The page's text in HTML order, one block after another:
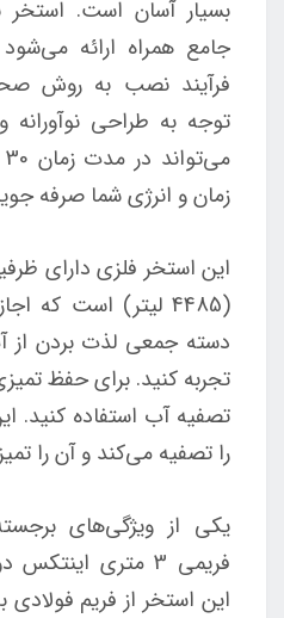
بسیار آسان است. استخر
جامع همراه ارائه
فرآیند نصب به روش
توجه به طراحی
زمان و انرژی شما صرفه
(4485 لیتر) است
دسته جمعی لذت بردن از
تجربه کنید. برای حفظ
تصفیه آب استفاده کنید.
را تصفیه می‌کند و آن را
یکی از ویژگی‌های
فریمی 3 متری
این استخر از فریم فولادی